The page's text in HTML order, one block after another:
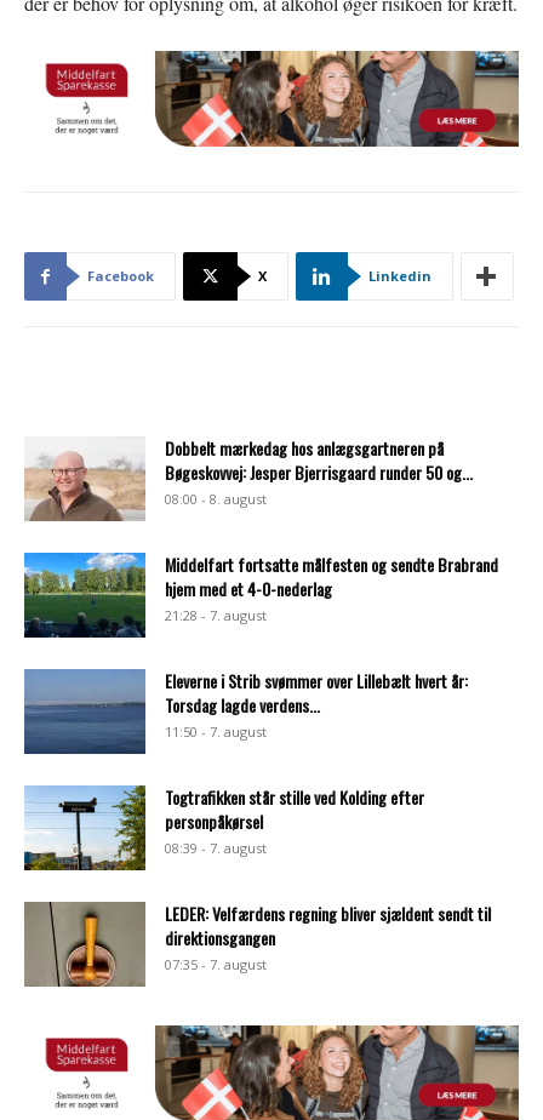
Facebook X Linkedin
Dobbelt mærkedag hos anlægsgartneren på
Bøgeskovvej: Jesper Bjerrisgaard runder 50 og...
08:00 - 8. august
Middelfart fortsatte målfesten og sendte Brabrand
hjem med et 4-0-nederlag
21:28 - 7. august
Eleverne i Strib svømmer over Lillebælt hvert år:
Torsdag lagde verdens...
11:50 - 7. august
Togtrafikken står stille ved Kolding efter
personpåkørsel
08:39 - 7. august
LEDER: Velfærdens regning bliver sjældent sendt til
direktionsgangen
07:35 - 7. august